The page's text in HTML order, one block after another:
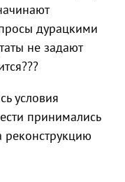
дурацкими
не задают
условия
принимались
реконструкцию